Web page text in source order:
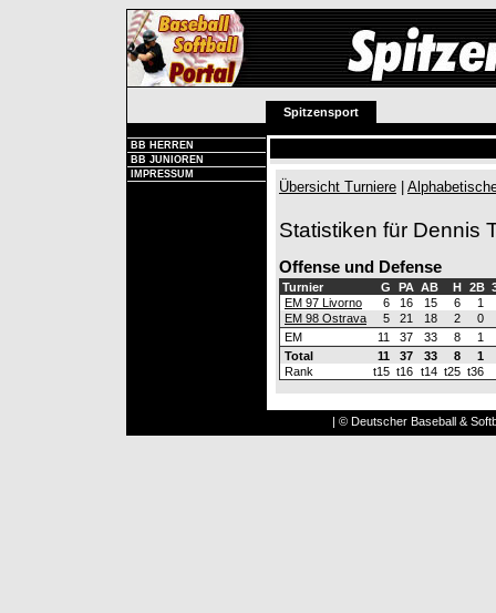
Spitzensport
BB HERREN
BB JUNIOREN
IMPRESSUM
Übersicht Turniere
Statistiken für Dennis
Offense und Defense
Turnier G PA AB H 2B
EM 97 Livorno
6 16 15 6
1
EM 98 Ostrava
5 21 18 2
0
EM
11 37 33 8
1
Total
11 37 33 8
1
Rank
t15 t16 t14 t25 t36
| © Deutscher Baseball &